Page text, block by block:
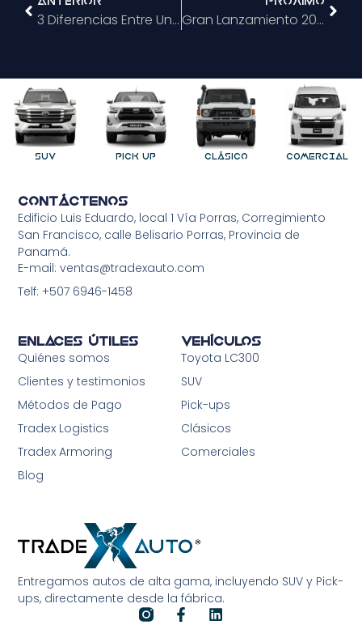
3 Diferencias Entre Un Auto Exclusivo Y Un Auto De Concesionario Gran Lanzamiento 2021: Toyota Land Cruiser Series 300
SUV Pick Up Clásico COMERCIAL
Entregamos autos de alta gama, incluyendo SUV y Pick-
ups, directamente desde la fábrica.
Vehículos
Toyota LC300
SUV
Pick-ups
Clásicos
Comerciales
Enlaces Útiles
Quiénes somos
Clientes y testimonios
Métodos de Pago
Tradex Logistics
Tradex Armoring
Blog
Contáctenos
Edificio Luis Eduardo, local 1 Vía Porras, Corregimiento
San Francisco, calle Belisario Porras, Provincia de
Panamá.
E-mail: ventas@tradexauto.com
Telf: +507 6946-1458